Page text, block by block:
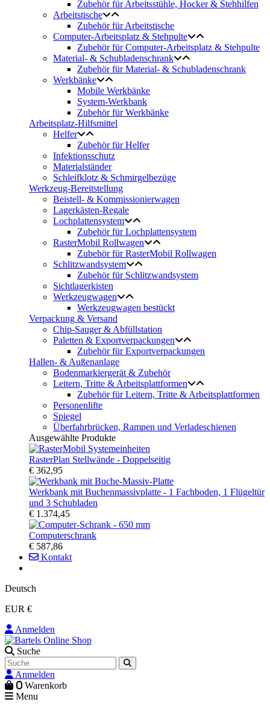
Zubehör für Arbeitsstühle, Hocker & Stehhilfen
Arbeitstische
Zubehör für Arbeitstische
Computer-Arbeitsplatz & Stehpulte
Zubehör für Computer-Arbeitsplatz & Stehpulte
Material- & Schubladenschrank
Zubehör für Material- & Schubladenschrank
Werkbänke
Mobile Werkbänke
System-Werkbank
Zubehör für Werkbänke
Arbeitsplatz-Hilfsmittel
Helfer
Zubehör für Helfer
Infektionsschutz
Materialständer
Schleifklotz & Schmirgelbezüge
Werkzeug-Bereitstellung
Beistell- & Kommissionierwagen
Lagerkästen-Regale
Lochplattensystem
Zubehör für Lochplattensystem
RasterMobil Rollwagen
Zubehör für RasterMobil Rollwagen
Schlitzwandsystem
Zubehör für Schlitzwandsystem
Sichtlagerkisten
Werkzeugwagen
Werkzeugwagen bestückt
Verpackung & Versand
Chip-Sauger & Abfüllstation
Paletten & Exportverpackungen
Zubehör für Exportverpackungen
Hallen- & Außenanlage
Bodenmarkiergerät & Zubehör
Leitern, Tritte & Arbeitsplattformen
Zubehör für Leitern, Tritte & Arbeitsplattformen
Personenlifte
Spiegel
Überfahrbrücken, Rampen und Verladeschienen
Ausgewählte Produkte
RasterPlan Stellwände - Doppelseitig
€ 362,95
Werkbank mit Buchenmassivplatte - 1 Fachboden, 1 Flügeltür
und 3 Schubladen
€ 1.374,45
Computerschrank
€ 587,86
Kontakt
Deutsch
EUR €
Anmelden
Suche
Anmelden
0 Warenkorb
Menu